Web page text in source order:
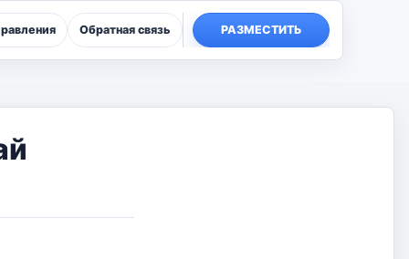
Обратная связь РАЗМЕСТИТЬ